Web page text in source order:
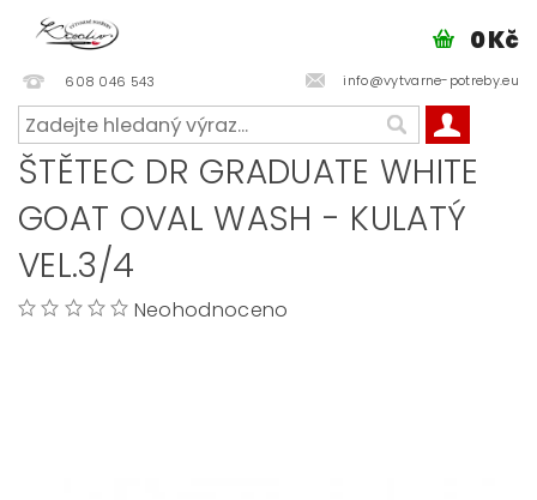
608 046 543 info@vytvarne-potreby.eu
0 Kč
ŠTĚTEC DR GRADUATE WHITE
GOAT OVAL WASH - KULATÝ
VEL.3/4
Neohodnoceno